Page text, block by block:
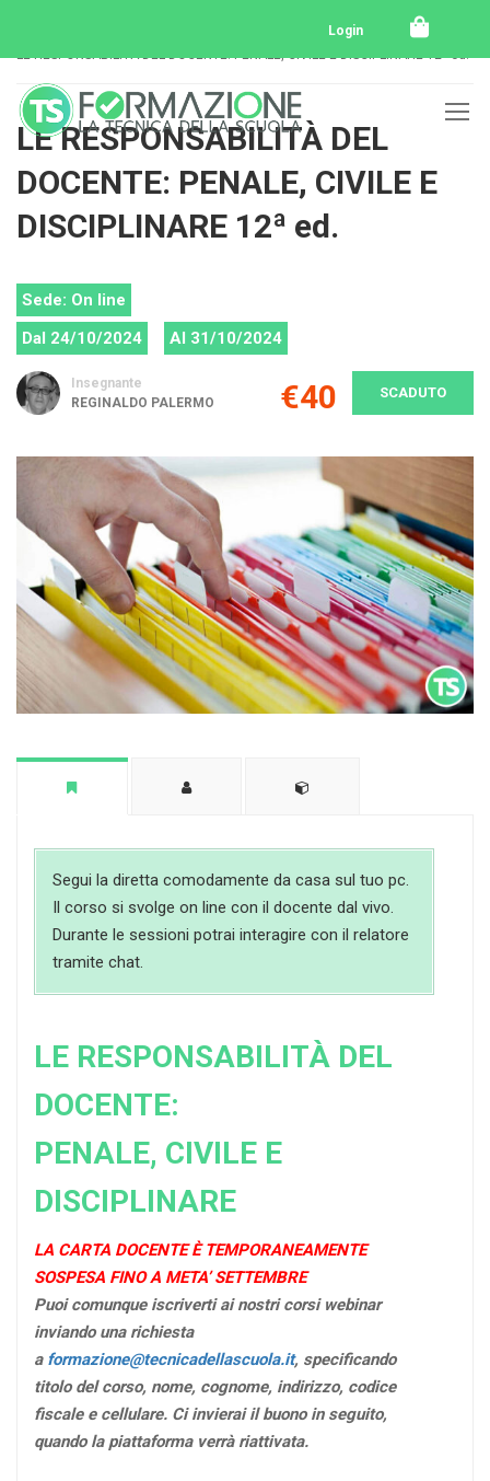
Login
LE RESPONSABILITÀ DEL DOCENTE: PENALE, CIVILE E DISCIPLINARE 12ª ed.
LE RESPONSABILITÀ DEL
DOCENTE: PENALE, CIVILE E
DISCIPLINARE 12ª ed.
Sede: On line
Dal 24/10/2024
Al 31/10/2024
Insegnante
REGINALDO PALERMO
€40 SCADUTO
Segui la diretta comodamente da casa sul tuo pc.
Il corso si svolge on line con il docente dal vivo.
Durante le sessioni potrai interagire con il relatore
tramite chat.
LE RESPONSABILITÀ DEL
DOCENTE:
PENALE, CIVILE E
DISCIPLINARE
LA CARTA DOCENTE È TEMPORANEAMENTE
SOSPESA FINO A META’ SETTEMBRE
Puoi comunque iscriverti ai nostri corsi webinar
inviando una richiesta
a formazione@tecnicadellascuola.it, specificando
titolo del corso, nome, cognome, indirizzo, codice
fiscale e cellulare. Ci invierai il buono in seguito,
quando la piattaforma verrà riattivata.